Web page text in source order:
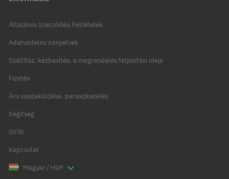
Általános Szerződési Feltételek
Adatvédelmi irányelvek
Szállítás, kézbesítés, a megrendelés teljesítési ideje
Fizetés
Áru visszaküldése, panaszkezelés
Segítség
GYIK
Kapcsolat
Magyar / HUF